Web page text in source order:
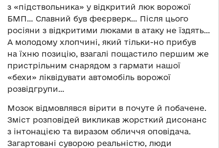
з «підствольника» у відкритий люк ворожої
БМП… Славний був феєрверк… Після цього
росіяни з відкритими люками в атаку не їздять…
А молодому хлопчині, який тільки-но прибув
на їхню позицію, взагалі пощастило першим же
пристрільним снарядом з гармати нашої
«бехи» ліквідувати автомобіль ворожої
розвідгрупи…
Мозок відмовлявся вірити в почуте й побачене.
Зміст розповідей викликав жорсткий дисонанс
з інтонацією та виразом обличчя оповідача.
Загартовані суворою реальністю, люди